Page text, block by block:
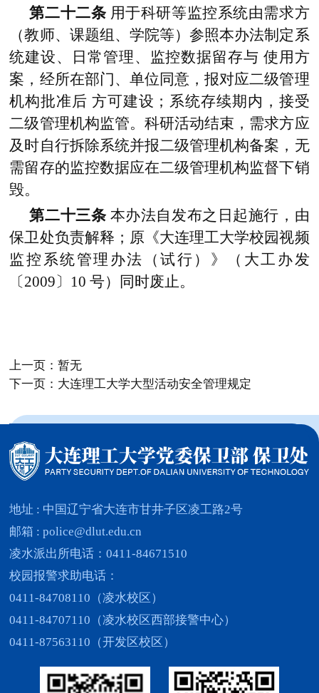
第二十二条 用于科研等监控系统由需求方
（教师、课题组、学院等）参照本办法制定系
统建设、日常管理、监控数据留存与 使用方
案，经所在部门、单位同意，报对应二级管理
机构批准后 方可建设；系统存续期内，接受
二级管理机构监管。科研活动结束，需求方应
及时自行拆除系统并报二级管理机构备案，无
需留存的监控数据应在二级管理机构监督下销
毁。
第二十三条 本办法自发布之日起施行，由
保卫处负责解释；原《大连理工大学校园视频
监控系统管理办法（试行）》（大工办发
〔2009〕10 号）同时废止。
上一页：暂无
下一页：大连理工大学大型活动安全管理规定
地址 : 中国辽宁省大连市甘井子区凌工路2号
邮箱 : police@dlut.edu.cn
凌水派出所电话：0411-84671510
校园报警求助电话：
0411-84708110（凌水校区）
0411-84707110（凌水校区西部接警中心）
0411-87563110（开发区校区）